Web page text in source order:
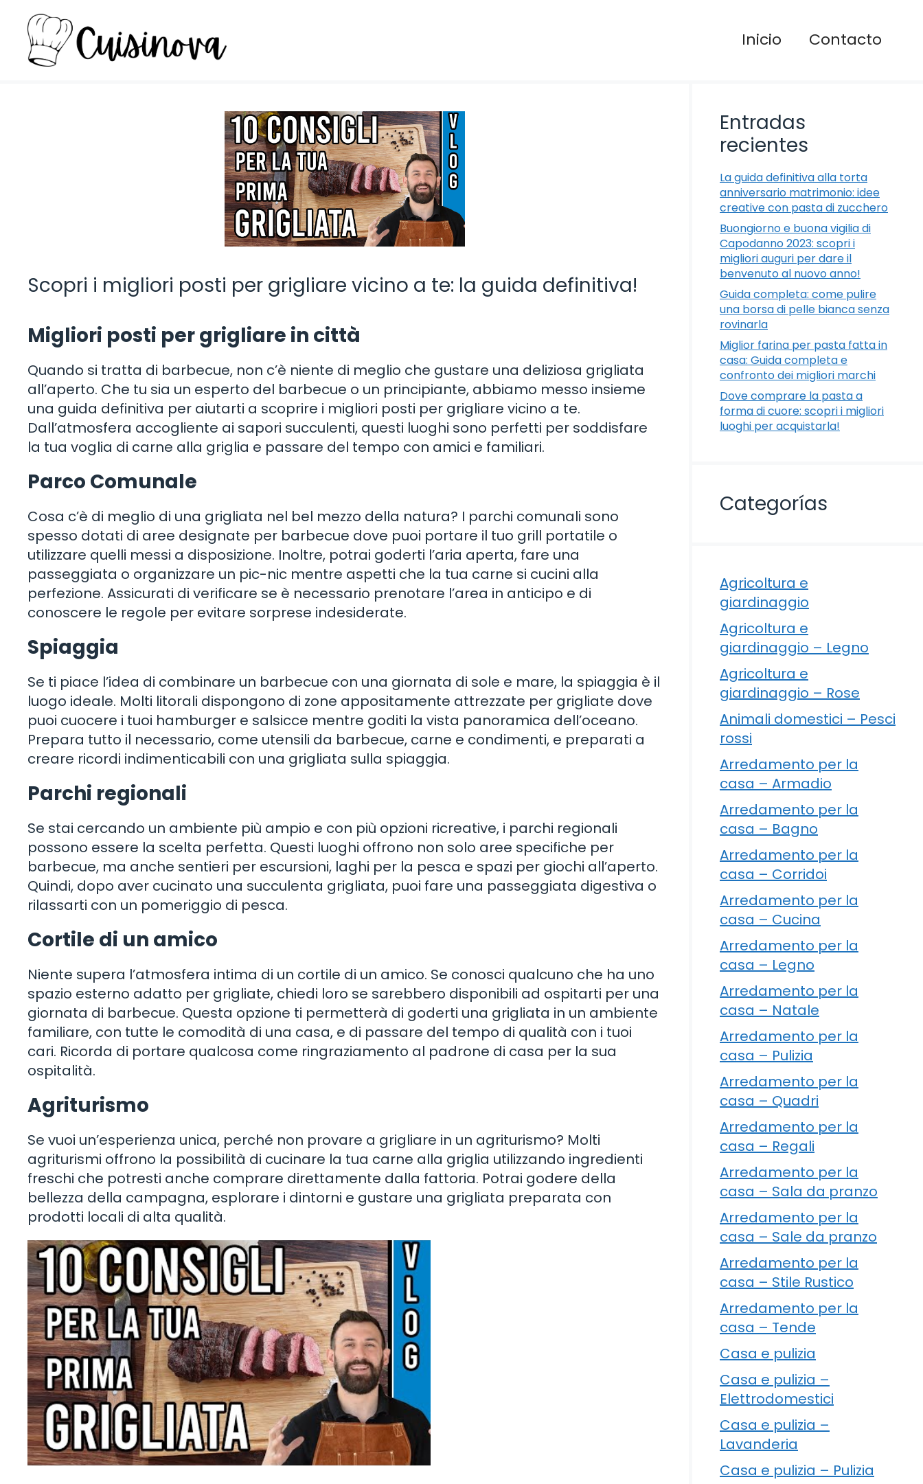
contenuto
Inicio Contacto
Scopri i migliori posti per grigliare vicino a te: la guida definitiva!
Migliori posti per grigliare in città
Quando si tratta di barbecue, non c’è niente di meglio che gustare una deliziosa grigliata
all’aperto. Che tu sia un esperto del barbecue o un principiante, abbiamo messo insieme
una guida definitiva per aiutarti a scoprire i migliori posti per grigliare vicino a te.
Dall’atmosfera accogliente ai sapori succulenti, questi luoghi sono perfetti per soddisfare
la tua voglia di carne alla griglia e passare del tempo con amici e familiari.
Parco Comunale
Cosa c’è di meglio di una grigliata nel bel mezzo della natura? I parchi comunali sono
spesso dotati di aree designate per barbecue dove puoi portare il tuo grill portatile o
utilizzare quelli messi a disposizione. Inoltre, potrai goderti l’aria aperta, fare una
passeggiata o organizzare un pic-nic mentre aspetti che la tua carne si cucini alla
perfezione. Assicurati di verificare se è necessario prenotare l’area in anticipo e di
conoscere le regole per evitare sorprese indesiderate.
Spiaggia
Se ti piace l’idea di combinare un barbecue con una giornata di sole e mare, la spiaggia è il
luogo ideale. Molti litorali dispongono di zone appositamente attrezzate per grigliate dove
puoi cuocere i tuoi hamburger e salsicce mentre goditi la vista panoramica dell’oceano.
Prepara tutto il necessario, come utensili da barbecue, carne e condimenti, e preparati a
creare ricordi indimenticabili con una grigliata sulla spiaggia.
Parchi regionali
Se stai cercando un ambiente più ampio e con più opzioni ricreative, i parchi regionali
possono essere la scelta perfetta. Questi luoghi offrono non solo aree specifiche per
barbecue, ma anche sentieri per escursioni, laghi per la pesca e spazi per giochi all’aperto.
Quindi, dopo aver cucinato una succulenta grigliata, puoi fare una passeggiata digestiva o
rilassarti con un pomeriggio di pesca.
Cortile di un amico
Niente supera l’atmosfera intima di un cortile di un amico. Se conosci qualcuno che ha uno
spazio esterno adatto per grigliate, chiedi loro se sarebbero disponibili ad ospitarti per una
giornata di barbecue. Questa opzione ti permetterà di goderti una grigliata in un ambiente
familiare, con tutte le comodità di una casa, e di passare del tempo di qualità con i tuoi
cari. Ricorda di portare qualcosa come ringraziamento al padrone di casa per la sua
ospitalità.
Agriturismo
Se vuoi un’esperienza unica, perché non provare a grigliare in un agriturismo? Molti
agriturismi offrono la possibilità di cucinare la tua carne alla griglia utilizzando ingredienti
freschi che potresti anche comprare direttamente dalla fattoria. Potrai godere della
bellezza della campagna, esplorare i dintorni e gustare una grigliata preparata con
prodotti locali di alta qualità.
Entradas
recientes
La guida definitiva alla torta
anniversario matrimonio: idee
creative con pasta di zucchero
Buongiorno e buona vigilia di
Capodanno 2023: scopri i
migliori auguri per dare il
benvenuto al nuovo anno!
Guida completa: come pulire
una borsa di pelle bianca senza
rovinarla
Miglior farina per pasta fatta in
casa: Guida completa e
confronto dei migliori marchi
Dove comprare la pasta a
forma di cuore: scopri i migliori
luoghi per acquistarla!
Categorías
Agricoltura e
giardinaggio
Agricoltura e
giardinaggio – Legno
Agricoltura e
giardinaggio – Rose
Animali domestici – Pesci
rossi
Arredamento per la
casa – Armadio
Arredamento per la
casa – Bagno
Arredamento per la
casa – Corridoi
Arredamento per la
casa – Cucina
Arredamento per la
casa – Legno
Arredamento per la
casa – Natale
Arredamento per la
casa – Pulizia
Arredamento per la
casa – Quadri
Arredamento per la
casa – Regali
Arredamento per la
casa – Sala da pranzo
Arredamento per la
casa – Sale da pranzo
Arredamento per la
casa – Stile Rustico
Arredamento per la
casa – Tende
Casa e pulizia
Casa e pulizia –
Elettrodomestici
Casa e pulizia –
Lavanderia
Casa e pulizia – Pulizia